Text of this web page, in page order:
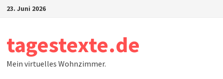
Zum23. Juni 2026
tagestexte.de
Mein virtuelles Wohnzimmer.